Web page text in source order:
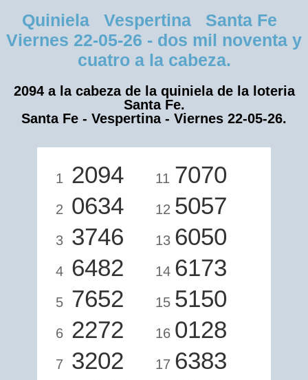
Quiniela Vespertina Santa Fe
Viernes 22-05-26 - dos mil noventa y
cuatro a la cabeza.
2094 a la cabeza de la quiniela de la loteria
Santa Fe.
Santa Fe - Vespertina - Viernes 22-05-26.
1 2094
2 0634
3 3746
4 6482
5 7652
6 2272
7 3202
11 7070
12 5057
13 6050
14 6173
15 5150
16 0128
17 6383